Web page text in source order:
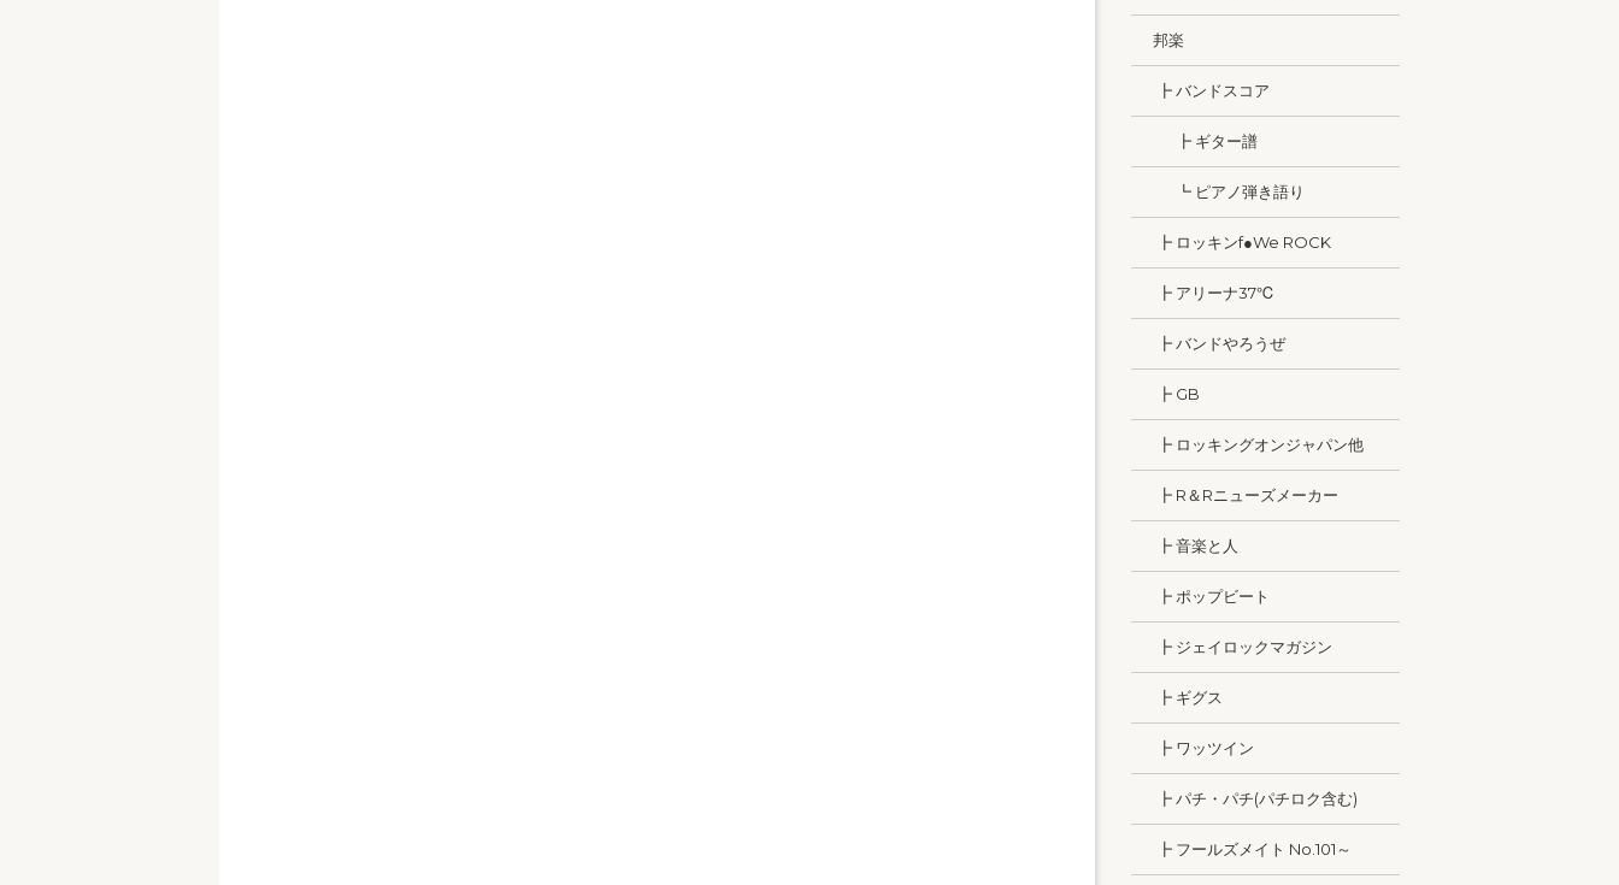
邦楽
┣ バンドスコア
┣ ギター譜
┗ ピアノ弾き語り
┣ ロッキンf●We ROCK
┣ アリーナ37℃
┣ バンドやろうぜ
┣ GB
┣ ロッキングオンジャパン他
┣ R＆Rニューズメーカー
┣ 音楽と人
┣ ポップビート
┣ ジェイロックマガジン
┣ ギグス
┣ ワッツイン
┣ パチ・パチ(パチロク含む)
┣ フールズメイト No.101～